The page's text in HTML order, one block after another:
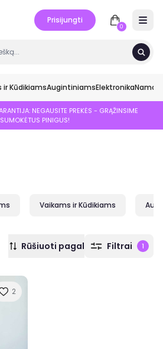
Prisijungti
0
ir KūdikiamsAugintiniamsElektronikaNamai
NEGAUSITE PREKĖS - GRĄŽINSIME
SUMOKĖTUS PINIGUS!
Vaikams ir Kūdikiams
Rūšiuoti pagal Filtrai 1
2